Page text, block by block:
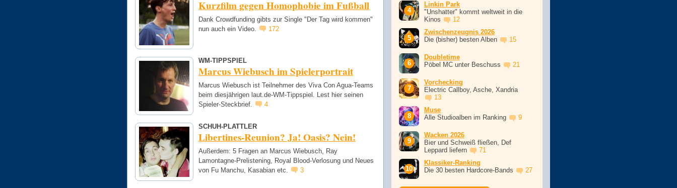
Kurzfilm gegen Homophobie im Fußball
Dank Crowdfunding gibts zur Single "Der Tag wird kommen"
nun auch ein Video.
172
WM-TIPPSPIEL
Marcus Wiebusch im Spielerportrait
Marcus Wiebusch ist Teilnehmer des Viva Con Agua-Teams
beim diesjährigen laut.de-WM-Tippspiel. Lest hier seinen
Spieler-Steckbrief.
4
SCHUH-PLATTLER
Libertines-Reunion? Ja! Oasis? Nein!
Außerdem: 5 Fragen an Marcus Wiebusch, Ray
Lamontagne-Prelistening, Royal Blood-Verlosung und Neues
von Fu Manchu, Kasabian etc.
3
Linkin Park
"Unshatter" kommt weltweit in die
Kinos
12
Zwischenzeugnis 2026
Die (bisher) besten Alben
15
Doubletime
Pöbel MC unter Beschuss
21
Vorchecking
Electric Callboy, Asche, Xandria
13
Muse
Alle Studioalben im Ranking
9
Wacken 2026
Bier und Schweiß fließen, Def
Leppard liefern
71
Klassiker-Ranking
Die 30 besten Hardcore-Bands
27